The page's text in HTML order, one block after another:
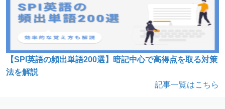
【SPI英語の頻出単語200選】暗記中心で高得点を取る対策
法を解説
記事一覧はこちら